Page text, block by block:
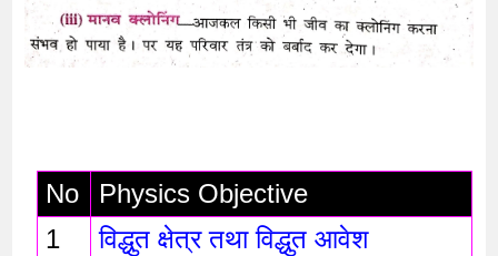
No
Physics Objective
1
विद्धुत क्षेत्र तथा विद्धुत आवेश